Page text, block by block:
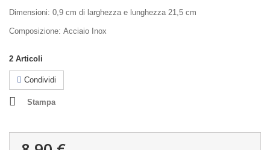
Dimensioni: 0,9 cm di larghezza e lunghezza 21,5 cm
Composizione: Acciaio Inox
2 Articoli
Condividi
Stampa